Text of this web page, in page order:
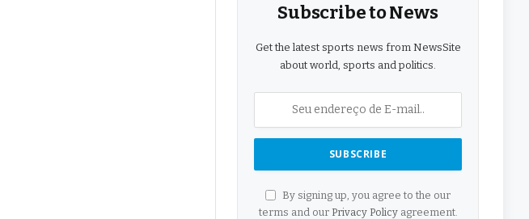
Subscribe to News
Get the latest sports news from NewsSite
about world, sports and politics.
By signing up, you agree to the our
terms and our Privacy Policyagreement.